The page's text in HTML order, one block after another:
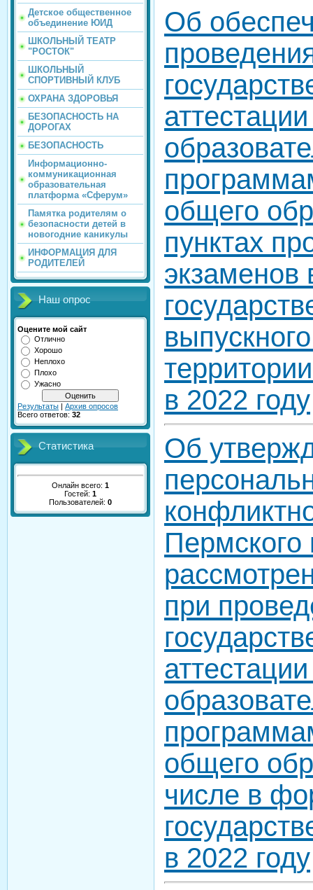
Детское общественное
объединение ЮИД
ШКОЛЬНЫЙ ТЕАТР
"РОСТОК"
ШКОЛЬНЫЙ
СПОРТИВНЫЙ КЛУБ
ОХРАНА ЗДОРОВЬЯ
БЕЗОПАСНОСТЬ НА
ДОРОГАХ
БЕЗОПАСНОСТЬ
Информационно-
коммуникационная
образовательная
платформа «Сферум»
Памятка родителям о
безопасности детей в
новогодние каникулы
ИНФОРМАЦИЯ ДЛЯ
РОДИТЕЛЕЙ
Наш опрос
Оцените мой сайт
Отлично
Хорошо
Неплохо
Плохо
Ужасно
Результаты | Архив опросов
Всего ответов: 32
Статистика
Онлайн всего: 1
Гостей: 1
Пользователей: 0
Об
общего
пунктах
в 2022 году
Об
Пермского
при
общего
числе в
в 2022 году